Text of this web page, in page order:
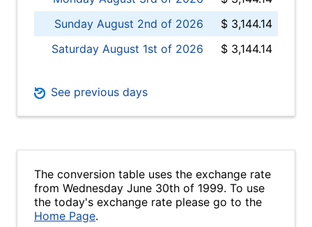
Sunday August 2nd of 2026
$ 3,144.14
Saturday August 1st of 2026
$ 3,144.14
See previous days
The conversion table uses the exchange rate
from Wednesday June 30th of 1999. To use
the today's exchange rate please go to the
Home Page.